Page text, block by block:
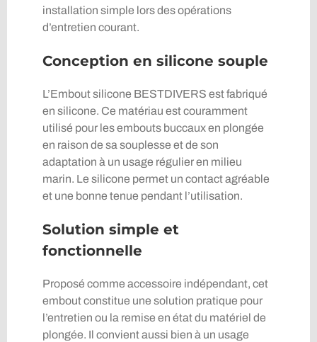
installation simple lors des opérations
d’entretien courant.
Conception en silicone souple
L’Embout silicone BESTDIVERS est fabriqué
en silicone. Ce matériau est couramment
utilisé pour les embouts buccaux en plongée
en raison de sa souplesse et de son
adaptation à un usage régulier en milieu
marin. Le silicone permet un contact agréable
et une bonne tenue pendant l’utilisation.
Solution simple et
fonctionnelle
Proposé comme accessoire indépendant, cet
embout constitue une solution pratique pour
l’entretien ou la remise en état du matériel de
plongée. Il convient aussi bien à un usage